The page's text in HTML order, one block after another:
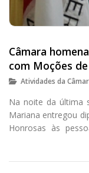
Câmara
com Moções
Atividades da
Na noite da última
Mariana entregou
Honrosas às